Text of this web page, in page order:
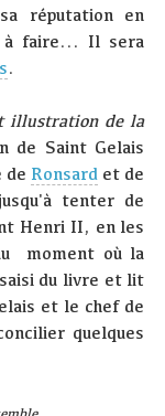
réputation en
à faire... Il sera
.
illustration de la
de Saint Gelais
de Ronsard et de
tenter de
Henri II, en les
moment où la
du livre et lit
et le chef de
quelques